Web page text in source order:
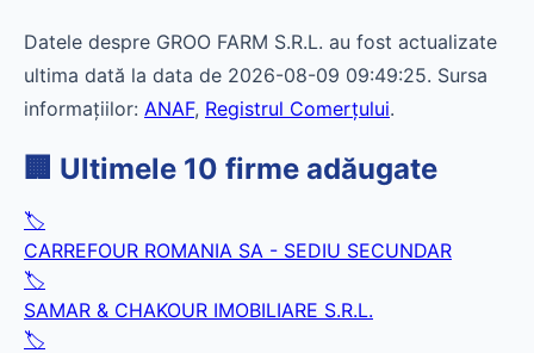
Datele despre GROO FARM S.R.L. au fost actualizate
ultima dată la data de 2026-08-09 09:49:25. Sursa
informațiilor: ANAF, Registrul Comerțului.
🏢 Ultimele 10 firme adăugate
🏷️
CARREFOUR ROMANIA SA - SEDIU SECUNDAR
🏷️
SAMAR & CHAKOUR IMOBILIARE S.R.L.
🏷️